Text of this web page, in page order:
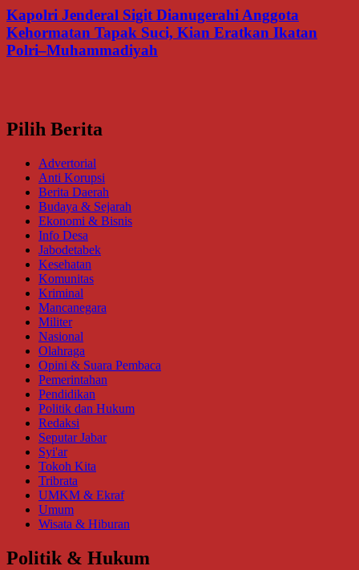
Kapolri Jenderal Sigit Dianugerahi Anggota
Kehormatan Tapak Suci, Kian Eratkan Ikatan
Polri–Muhammadiyah
Pilih Berita
Advertorial
Anti Korupsi
Berita Daerah
Budaya & Sejarah
Ekonomi & Bisnis
Info Desa
Jabodetabek
Kesehatan
Komunitas
Kriminal
Mancanegara
Militer
Nasional
Olahraga
Opini & Suara Pembaca
Pemerintahan
Pendidikan
Politik dan Hukum
Redaksi
Seputar Jabar
Syi'ar
Tokoh Kita
Tribrata
UMKM & Ekraf
Umum
Wisata & Hiburan
Politik & Hukum